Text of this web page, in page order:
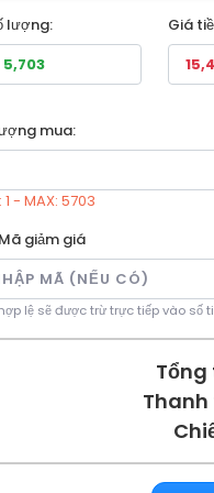
lượng: Giá
mua:
1 - MAX: 5703
Mã giảm giá
lệ sẽ được trừ trực tiếp vào
Tổng